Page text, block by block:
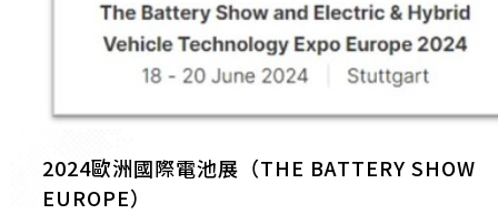
2024歐洲國際電池展（THE BATTERY SHOW
EUROPE）